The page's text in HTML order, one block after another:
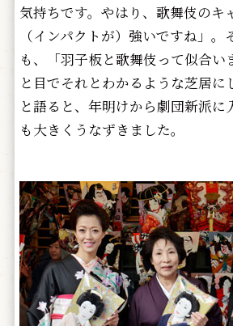
気持ちです。やはり、歌舞伎のキ
（インパクトが）強いですね」。
も、「羽子板と歌舞伎って似合い
と目でそれとわかるような芝居に
と語ると、年明けから劇団新派に
も大きくうなずきました。